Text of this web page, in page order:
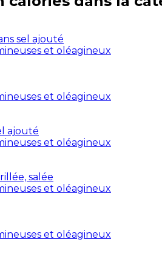
sel ajouté
et oléagineux
et oléagineux
ajouté
et oléagineux
salée
et oléagineux
et oléagineux